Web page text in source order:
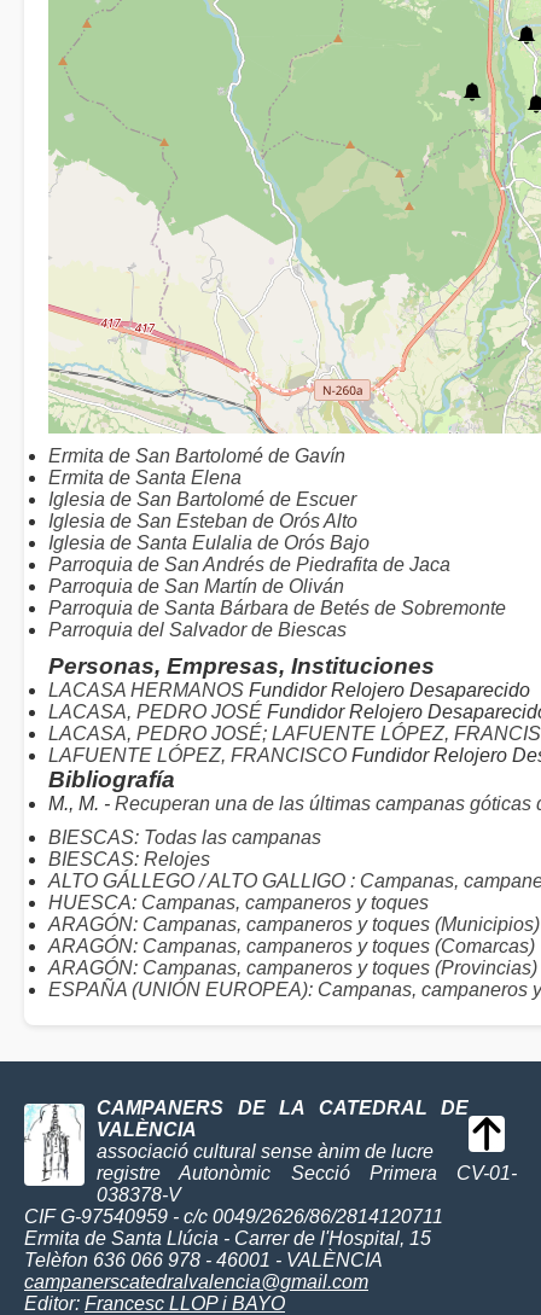
Ermita de San Bartolomé de Gavín
Ermita de Santa Elena
Iglesia de San Bartolomé de Escuer
Iglesia de San Esteban de Orós Alto
Iglesia de Santa Eulalia de Orós Bajo
Parroquia de San Andrés de Piedrafita de Jaca
Parroquia de San Martín de Oliván
Parroquia de Santa Bárbara de Betés de Sobremonte
Parroquia del Salvador de Biescas
Personas, Empresas, Instituciones
LACASA HERMANOS Fundidor Relojero Desaparecido
LACASA, PEDRO JOSÉ Fundidor Relojero
LACASA, PEDRO JOSÉ; LAFUENTE LÓPEZ,
LAFUENTE LÓPEZ, FRANCISCO Fundidor Relojero
Bibliografía
M., M. - Recuperan una de las últimas campanas góticas
BIESCAS: Todas las campanas
BIESCAS: Relojes
ALTO GÁLLEGO / ALTO GALLIGO : Campanas,
HUESCA: Campanas, campaneros y toques
ARAGÓN: Campanas, campaneros y toques (Municipios)
ARAGÓN: Campanas, campaneros y toques (Comarcas)
ARAGÓN: Campanas, campaneros y toques (Provincias)
ESPAÑA (UNIÓN EUROPEA): Campanas, campaneros
CAMPANERS DE LA CATEDRAL DE
VALÈNCIA
associació cultural sense ànim de lucre
registre Autonòmic Secció Primera CV-01-
038378-V
CIF G-97540959 - c/c 0049/2626/86/2814120711
Ermita de Santa Llúcia - Carrer de l'Hospital, 15
Telèfon 636 066 978 - 46001 - VALÈNCIA
campanerscatedralvalencia@gmail.com
Editor: Francesc LLOP i BAYO